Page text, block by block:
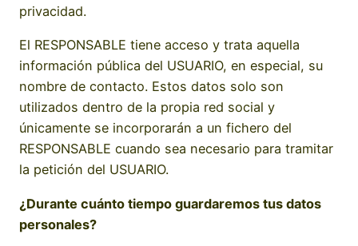
privacidad.
El RESPONSABLE tiene acceso y trata aquella
información pública del USUARIO, en especial, su
nombre de contacto. Estos datos solo son
utilizados dentro de la propia red social y
únicamente se incorporarán a un fichero del
RESPONSABLE cuando sea necesario para tramitar
la petición del USUARIO.
¿Durante cuánto tiempo guardaremos tus datos
personales?